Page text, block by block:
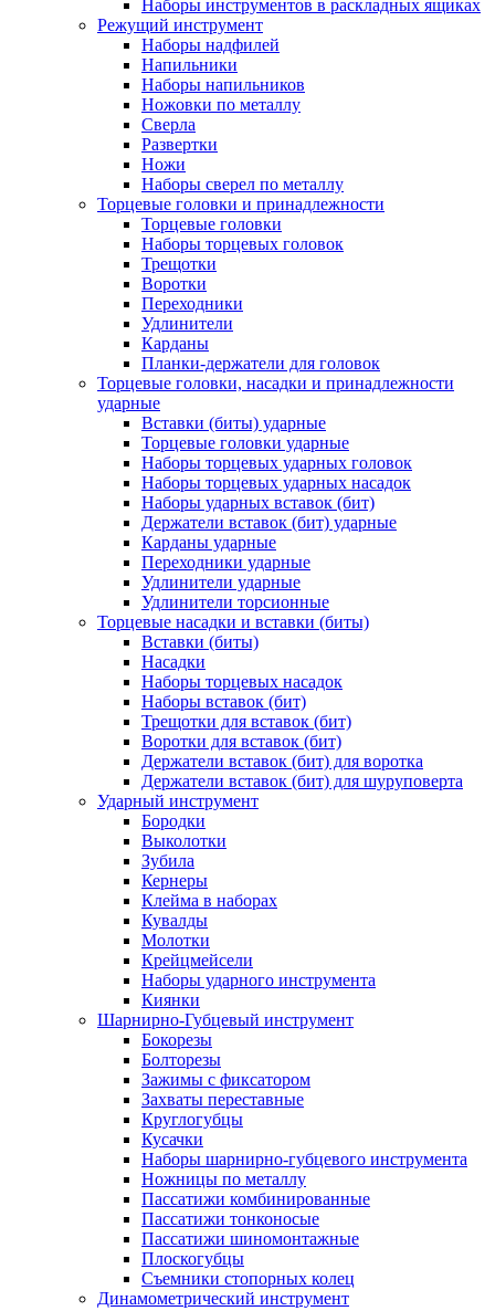
Наборы инструментов в раскладных ящиках
Режущий инструмент
Наборы надфилей
Напильники
Наборы напильников
Ножовки по металлу
Сверла
Развертки
Ножи
Наборы сверел по металлу
Торцевые головки и принадлежности
Торцевые головки
Наборы торцевых головок
Трещотки
Воротки
Переходники
Удлинители
Карданы
Планки-держатели для головок
Торцевые головки, насадки и принадлежности
ударные
Вставки (биты) ударные
Торцевые головки ударные
Наборы торцевых ударных головок
Наборы торцевых ударных насадок
Наборы ударных вставок (бит)
Держатели вставок (бит) ударные
Карданы ударные
Переходники ударные
Удлинители ударные
Удлинители торсионные
Торцевые насадки и вставки (биты)
Вставки (биты)
Насадки
Наборы торцевых насадок
Наборы вставок (бит)
Трещотки для вставок (бит)
Воротки для вставок (бит)
Держатели вставок (бит) для воротка
Держатели вставок (бит) для шуруповерта
Ударный инструмент
Бородки
Выколотки
Зубила
Кернеры
Клейма в наборах
Кувалды
Молотки
Крейцмейсели
Наборы ударного инструмента
Киянки
Шарнирно-Губцевый инструмент
Бокорезы
Болторезы
Зажимы с фиксатором
Захваты переставные
Круглогубцы
Кусачки
Наборы шарнирно-губцевого инструмента
Ножницы по металлу
Пассатижи комбинированные
Пассатижи тонконосые
Пассатижи шиномонтажные
Плоскогубцы
Съемники стопорных колец
Динамометрический инструмент